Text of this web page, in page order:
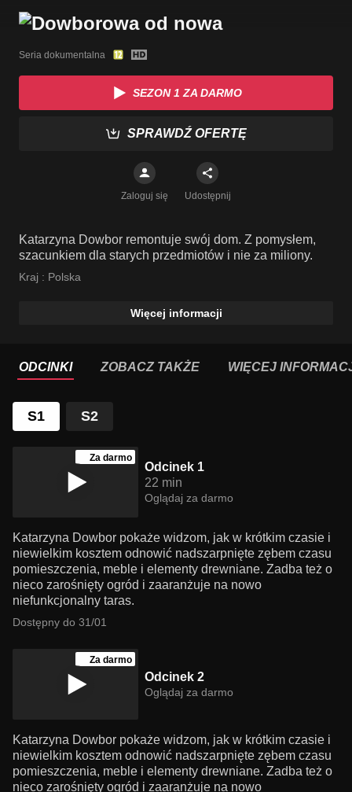
Seria dokumentalna
SEZON 1 ZA DARMO
SPRAWDŹ OFERTĘ
Zaloguj się Udostępnij
Katarzyna Dowbor remontuje swój dom. Z pomysłem,
szacunkiem dla starych przedmiotów i nie za miliony.
Kraj : Polska
Więcej informacji
ODCINKI ZOBACZ TAKŻE WIĘCEJ
S1 S2
Za darmo
Odcinek 1
22 min
Oglądaj za darmo
Katarzyna Dowbor pokaże widzom, jak w krótkim czasie i
niewielkim kosztem odnowić nadszarpnięte zębem czasu
pomieszczenia, meble i elementy drewniane. Zadba też o
nieco zarośnięty ogród i zaaranżuje na nowo
niefunkcjonalny taras.
Dostępny do 31/01
Za darmo
Odcinek 2
Oglądaj za darmo
Katarzyna Dowbor pokaże widzom, jak w krótkim czasie i
niewielkim kosztem odnowić nadszarpnięte zębem czasu
pomieszczenia, meble i elementy drewniane. Zadba też o
nieco zarośnięty ogród i zaaranżuje na nowo